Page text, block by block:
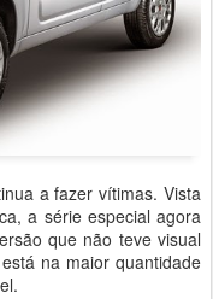
a fazer vítimas. Vista
a série especial agora
que não teve visual
na maior quantidade